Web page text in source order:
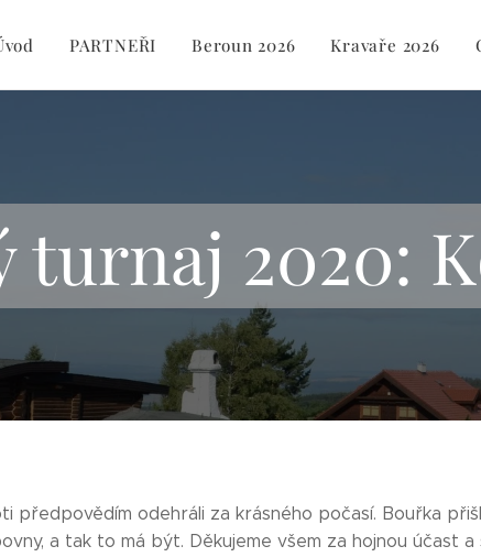
PARTNEŘI Beroun 2026 Kravaře 2026
turnaj 2020:
předpovědím odehráli za krásného počasí. Bouřka
a tak to má být. Děkujeme všem za hojnou účast a